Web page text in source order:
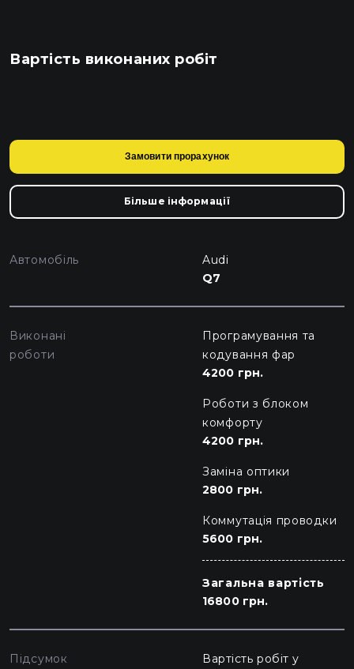
Вартість виконаних робіт
Замовити прорахунок
Більше інформації
Автомобіль
Audi
Q7
Виконані
роботи
Програмування та
кодування фар
4200 грн.
Роботи з блоком
комфорту
4200 грн.
Заміна оптики
2800 грн.
Коммутація проводки
5600 грн.
Загальна вартість
16800 грн.
Підсумок
Вартість робіт у